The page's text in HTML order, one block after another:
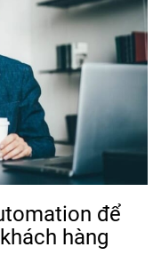
để
hàng